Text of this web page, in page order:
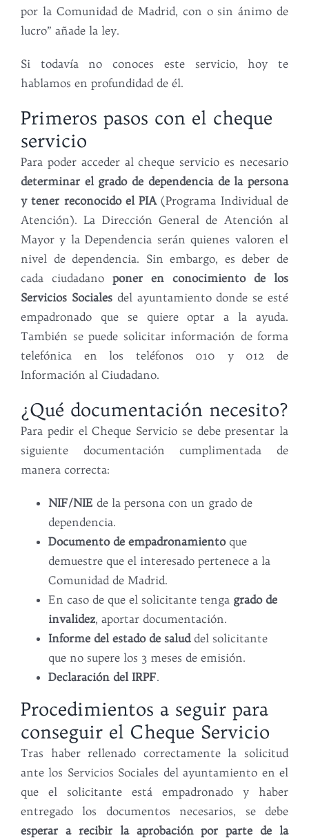
por la Comunidad de Madrid, con o sin ánimo de
lucro” añade la ley.
Si todavía no conoces este servicio, hoy te
hablamos en profundidad de él.
Primeros pasos con el cheque
servicio
Para poder acceder al cheque servicio es necesario
determinar el grado de dependencia de la persona
y tener reconocido el PIA(Programa Individual de
Atención). La Dirección General de Atención al
Mayor y la Dependencia serán quienes valoren el
nivel de dependencia. Sin embargo, es deber de
cada ciudadano poner en conocimiento de los
Servicios Socialesdel ayuntamiento donde se esté
empadronado que se quiere optar a la ayuda.
También se puede solicitar información de forma
telefónica en los teléfonos 010 y 012 de
Información al Ciudadano.
¿Qué documentación necesito?
Para pedir el Cheque Servicio se debe presentar la
siguiente documentación cumplimentada de
manera correcta:
NIF/NIE de la persona con un grado de
dependencia.
Documento de empadronamientoque
demuestre que el interesado pertenece a la
Comunidad de Madrid.
En caso de que el solicitante tenga grado de
invalidez, aportar documentación.
Informe del estado de saluddel solicitante
que no supere los 3 meses de emisión.
Declaración del IRPF.
Procedimientos a seguir para
conseguir el Cheque Servicio
Tras haber rellenado correctamente la solicitud
ante los Servicios Sociales del ayuntamiento en el
que el solicitante está empadronado y haber
entregado los documentos necesarios, se debe
esperar a recibir la aprobación por parte de la